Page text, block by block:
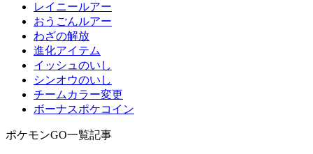
レイニールアー
おうごんルアー
わざの解放
進化アイテム
イッシュのいし
シンオウのいし
チームカラー変更
ボーナスポケコイン
ポケモンGO一覧記事